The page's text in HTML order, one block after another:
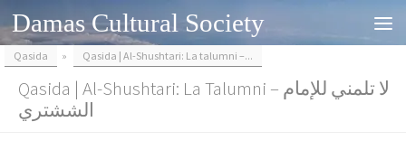
Skip to content
Damas Cultural Society
Qasida » Qasida | Al-Shushtari: La talumni –...
Qasida | Al-Shushtari: La Talumni – لا تلمني للإمام
الششتري